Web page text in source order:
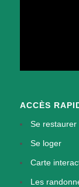
ACCÈS
Se restaurer
Se loger
Carte
Les